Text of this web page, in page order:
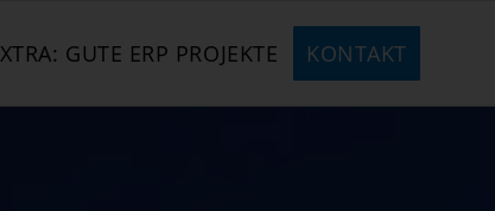
GUTE ERP PROJEKTE KONTAKT